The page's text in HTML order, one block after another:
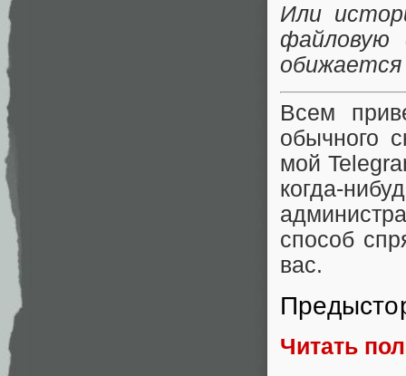
Или
файловую
обижается
Всем
обычного
мой
когда-
способ
вас.
Читать